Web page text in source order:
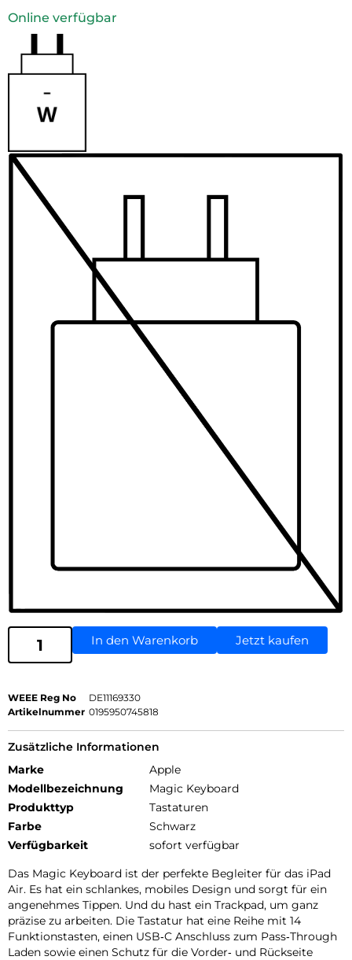
Online verfügbar
In den Warenkorb Jetzt kaufen
WEEE Reg No
DE11169330
Artikelnummer 0195950745818
Zusätzliche Informationen
Marke
Apple
Modellbezeichnung
Magic Keyboard
Produkttyp
Tastaturen
Farbe
Schwarz
Verfügbarkeit
sofort verfügbar
Das Magic Keyboard ist der perfekte Begleiter für das iPad
Air. Es hat ein schlankes, mobiles Design und sorgt für ein
angenehmes Tippen. Und du hast ein Trackpad, um ganz
präzise zu arbeiten. Die Tastatur hat eine Reihe mit 14
Funktions­tasten, einen USB‑C Anschluss zum Pass‑Through
Laden sowie einen Schutz für die Vorder‑ und Rückseite